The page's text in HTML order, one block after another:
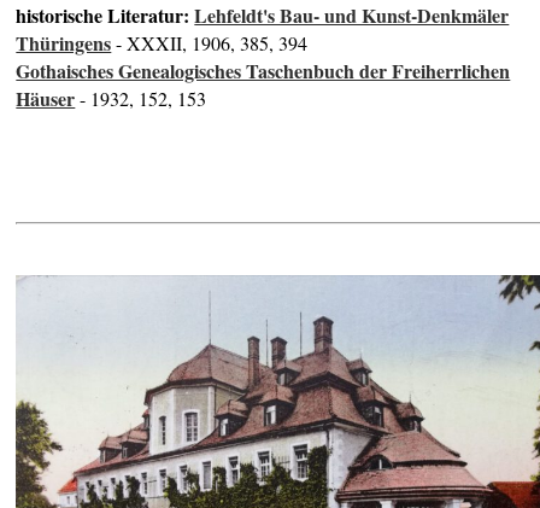
historische Literatur:Lehfeldt's Bau- und Kunst-Denkmäler
Thüringens- XXXII, 1906, 385, 394
Gothaisches Genealogisches Taschenbuch der Freiherrlichen
Häuser- 1932, 152, 153